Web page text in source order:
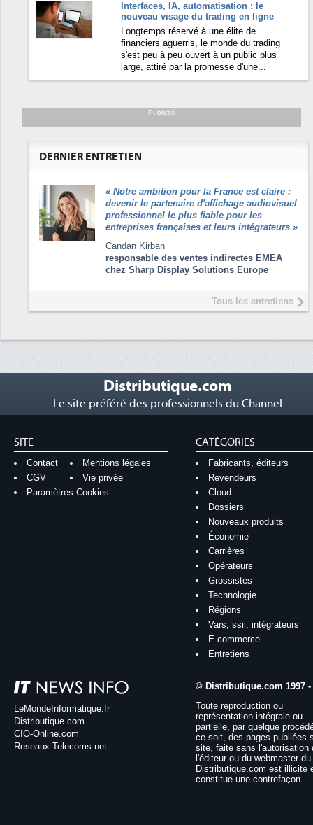
Interfaces, IA, automatisation : le
nouveau visage du trading en ligne
Longtemps réservé à une élite de
financiers aguerris, le monde du trading
s'est peu à peu ouvert à un public plus
large, attiré par la promesse d'une...
Publicité
DERNIER ENTRETIEN
« Notre ambition pour la France est claire :
devenir le partenaire d'affichage audiovisuel
professionnel le plus fiable pour les
entreprises françaises et leurs intégrateurs »
Candan Kirban
responsable des ventes indirectes EMEA
chez Sharp Display Solutions Europe
Tous les entretiens
Distributique.com
Le site préféré des professionnels du Channel
SITE
Contact
Mentions légales
CGV
Vie privée
Paramètres Cookies
CATÉGORIES
Fabricants, éditeurs
Revendeurs
Cloud
Dossiers
Nouveaux produits
Économie
Carrières
Opérateurs
Grossistes
Technologie
Régions
Vars, ssii, intégrateurs
E-commerce
Entretiens
LeMondeInformatique.fr
Distributique.com
CIO-Online.com
Reseaux-Telecoms.net
© Distributique.com 1997 -
Toute reproduction ou
représentation intégrale ou
partielle, par quelque
ce soit, des pages publiées
site, faite sans l'autorisation
l'éditeur ou du webmaster
Distributique.com est illicite
constitue une contrefaçon.